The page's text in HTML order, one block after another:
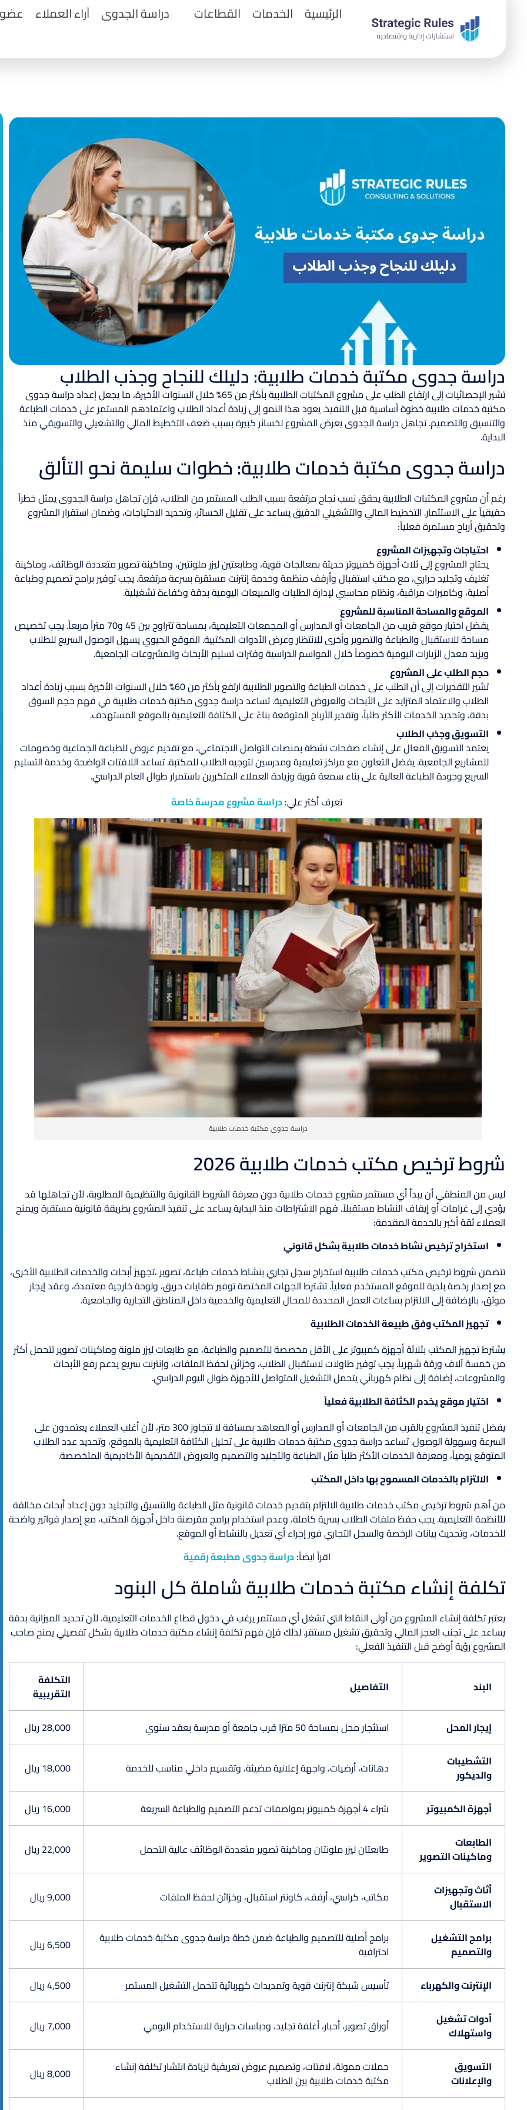
الرئيسية الخدمات القطاعات دراسة الجدوى آراء العملاء
دراسة جدوى مكتبة خدمات طلابية: دليلك للنجاح وجذب الطلاب
تشير الإحصائيات إلى ارتفاع الطلب على مشروع المكتبات الطلابية بأكثر من 65% خلال السنوات الأخيرة، ما يجعل إعداد دراسة جدوى
مكتبة خدمات طلابية خطوة أساسية قبل التنفيذ. يعود هذا النمو إلى زيادة أعداد الطلاب واعتمادهم المستمر على خدمات الطباعة
والتنسيق والتصميم. تجاهل دراسة الجدوى يعرض المشروع لخسائر كبيرة بسبب ضعف التخطيط المالي والتشغيلي والتسويقي منذ
البداية.
دراسة جدوى مكتبة خدمات طلابية: خطوات سليمة نحو التألق
رغم أن مشروع المكتبات الطلابية يحقق نسب نجاح مرتفعة بسبب الطلب المستمر من الطلاب، فإن تجاهل دراسة الجدوى يمثل خطراً
حقيقياً على الاستثمار. التخطيط المالي والتشغيلي الدقيق يساعد على تقليل الخسائر، وتحديد الاحتياجات، وضمان استقرار المشروع
وتحقيق أرباح مستمرة فعلياً:
احتياجات وتجهيزات المشروع
يحتاج المشروع إلى ثلاث أجهزة كمبيوتر حديثة بمعالجات قوية، وطابعتين ليزر ملونتين، وماكينة تصوير متعددة الوظائف، وماكينة
تغليف وتجليد حراري، مع مكتب استقبال وأرفف منظمة وخدمة إنترنت مستقرة بسرعة مرتفعة. يجب توفير برامج تصميم وطباعة
أصلية، وكاميرات مراقبة، ونظام محاسبي لإدارة الطلبات والمبيعات اليومية بدقة وكفاءة تشغيلية.
الموقع والمساحة المناسبة للمشروع
يفضل اختيار موقع قريب من الجامعات أو المدارس أو المجمعات التعليمية، بمساحة تتراوح بين 45 و70 متراً مربعاً. يجب تخصيص
مساحة للاستقبال والطباعة والتصوير وأخرى للانتظار وعرض الأدوات المكتبية. الموقع الحيوي يسهل الوصول السريع للطلاب
ويزيد معدل الزيارات اليومية خصوصاً خلال المواسم الدراسية وفترات تسليم الأبحاث والمشروعات الجامعية.
حجم الطلب على المشروع
تشير التقديرات إلى أن الطلب على خدمات الطباعة والتصوير الطلابية ارتفع بأكثر من 60% خلال السنوات الأخيرة بسبب زيادة أعداد
الطلاب والاعتماد المتزايد على الأبحاث والعروض التعليمية. تساعد دراسة جدوى مكتبة خدمات طلابية في فهم حجم السوق
بدقة، وتحديد الخدمات الأكثر طلباً، وتقدير الأرباح المتوقعة بناءً على الكثافة التعليمية بالموقع المستهدف.
التسويق وجذب الطلاب
يعتمد التسويق الفعال على إنشاء صفحات نشطة بمنصات التواصل الاجتماعي، مع تقديم عروض للطباعة الجماعية وخصومات
للمشاريع الجامعية. يفضل التعاون مع مراكز تعليمية ومدرسين لتوجيه الطلاب للمكتبة. تساعد اللافتات الواضحة وخدمة التسليم
السريع وجودة الطباعة العالية على بناء سمعة قوية وزيادة العملاء المتكررين باستمرار طوال العام الدراسي.
تعرف أكثر علي:دراسة مشروع مدرسة خاصة
دراسة جدوى مكتبة خدمات طلابية
شروط ترخيص مكتب خدمات طلابية 2026
ليس من المنطقي أن يبدأ أي مستثمر مشروع خدمات طلابية دون معرفة الشروط القانونية والتنظيمية المطلوبة، لأن تجاهلها قد
يؤدي إلى غرامات أو إيقاف النشاط مستقبلاً. فهم الاشتراطات منذ البداية يساعد على تنفيذ المشروع بطريقة قانونية مستقرة ويمنح
العملاء ثقة أكبر بالخدمة المقدمة:
استخراج ترخيص نشاط خدمات طلابية بشكل قانوني
تتضمن شروط ترخيص مكتب خدمات طلابية استخراج سجل تجاري بنشاط خدمات طباعة، تصوير ،تجهيز أبحاث والخدمات الطلابية الأخرى،
مع إصدار رخصة بلدية للموقع المستخدم فعلياً. تشترط الجهات المختصة توفير طفايات حريق، ولوحة خارجية معتمدة، وعقد إيجار
موثق، بالإضافة إلى الالتزام بساعات العمل المحددة للمحال التعليمية والخدمية داخل المناطق التجارية والجامعية.
تجهيز المكتب وفق طبيعة الخدمات الطلابية
يشترط تجهيز المكتب بثلاثة أجهزة كمبيوتر على الأقل مخصصة للتصميم والطباعة، مع طابعات ليزر ملونة وماكينات تصوير تتحمل أكثر
من خمسة آلاف ورقة شهرياً. يجب توفير طاولات لاستقبال الطلاب، وخزائن لحفظ الملفات، وإنترنت سريع يدعم رفع الأبحاث
والمشروعات، إضافة إلى نظام كهربائي يتحمل التشغيل المتواصل للأجهزة طوال اليوم الدراسي.
اختيار موقع يخدم الكثافة الطلابية فعلياً
يفضل تنفيذ المشروع بالقرب من الجامعات أو المدارس أو المعاهد بمسافة لا تتجاوز 300 متر، لأن أغلب العملاء يعتمدون على
السرعة وسهولة الوصول. تساعد دراسة جدوى مكتبة خدمات طلابية على تحليل الكثافة التعليمية بالموقع، وتحديد عدد الطلاب
المتوقع يومياً، ومعرفة الخدمات الأكثر طلباً مثل الطباعة والتجليد والتصميم والعروض التقديمية الأكاديمية المتخصصة.
الالتزام بالخدمات المسموح بها داخل المكتب
من أهم شروط ترخيص مكتب خدمات طلابية الالتزام بتقديم خدمات قانونية مثل الطباعة والتنسيق والتجليد دون إعداد أبحاث مخالفة
للأنظمة التعليمية. يجب حفظ ملفات الطلاب بسرية كاملة، وعدم استخدام برامج مقرصنة داخل أجهزة المكتب، مع إصدار فواتير واضحة
للخدمات، وتحديث بيانات الرخصة والسجل التجاري فور إجراء أي تعديل بالنشاط أو الموقع.
اقرأ ايضاً:دراسة جدوى مطبعة رقمية
تكلفة إنشاء مكتبة خدمات طلابية شاملة كل البنود
يعتبر تكلفة إنشاء المشروع من أولى النقاط التي تشغل أي مستثمر يرغب في دخول قطاع الخدمات التعليمية، لأن تحديد الميزانية بدقة
يساعد على تجنب العجز المالي وتحقيق تشغيل مستقر. لذلك فإن فهم تكلفة إنشاء مكتبة خدمات طلابية بشكل تفصيلي يمنح صاحب
المشروع رؤية أوضح قبل التنفيذ الفعلي:
البند التفاصيل
التكلفة
التقريبية
إيجار المحل
استئجار محل بمساحة 50 مترًا قرب جامعة أو مدرسة بعقد سنوي
28,000 ريال
التشطيبات
والديكور
دهانات، أرضيات، واجهة إعلانية مضيئة، وتقسيم داخلي مناسب للخدمة 18,000 ريال
أجهزة الكمبيوتر شراء 4 أجهزة كمبيوتر بمواصفات تدعم التصميم والطباعة السريعة
16,000 ريال
الطابعات
وماكينات التصوير
طابعتان ليزر ملونتان وماكينة تصوير متعددة الوظائف عالية التحمل 22,000 ريال
أثاث وتجهيزات
الاستقبال
مكاتب، كراسي، أرفف، كاونتر استقبال، وخزائن لحفظ الملفات 9,000 ريال
برامج التشغيل
والتصميم
برامج أصلية للتصميم والطباعة ضمن خطة دراسة جدوى مكتبة خدمات طلابية
احترافية
6,500 ريال
الإنترنت والكهرباء تأسيس شبكة إنترنت قوية وتمديدات كهربائية تتحمل التشغيل المستمر
4,500 ريال
أدوات تشغيل
واستهلاك
أوراق تصوير، أحبار، أغلفة تجليد، ودباسات حرارية للاستخدام اليومي 7,000 ريال
التسويق
والإعلانات
حملات ممولة، لافتات، وتصميم عروض تعريفية لزيادة انتشار تكلفة إنشاء
مكتبة خدمات طلابية بين الطلاب
8,000 ريال